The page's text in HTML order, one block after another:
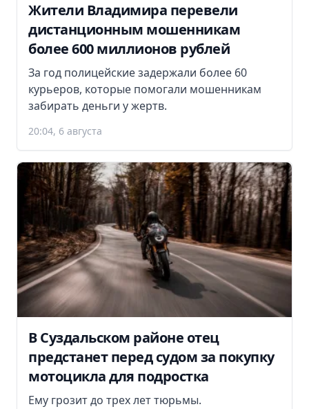
Жители Владимира перевели
дистанционным мошенникам
более 600 миллионов рублей
За год полицейские задержали более 60
курьеров, которые помогали мошенникам
забирать деньги у жертв.
20:04, 6 августа
В Суздальском районе отец
предстанет перед судом за покупку
мотоцикла для подростка
Ему грозит до трех лет тюрьмы.